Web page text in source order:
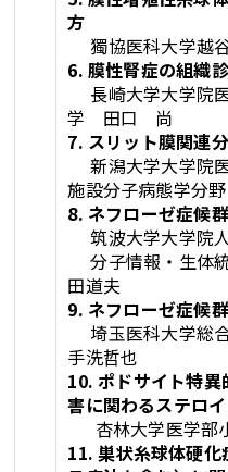
方
獨協医科大学越
6. 膜性腎症の組織
長崎大学大学院
学 田口 尚
7. スリット膜関連
新潟大学大学院
施設分子病態学分
8. ネフローゼ症候
筑波大学大学院
分子情報・生体
田道夫
9. ネフローゼ症候
埼玉医科大学総
手洗哲也
10. ポドサイト特
害に関わるステロ
杏林大学医学
11. 巣状糸球体硬